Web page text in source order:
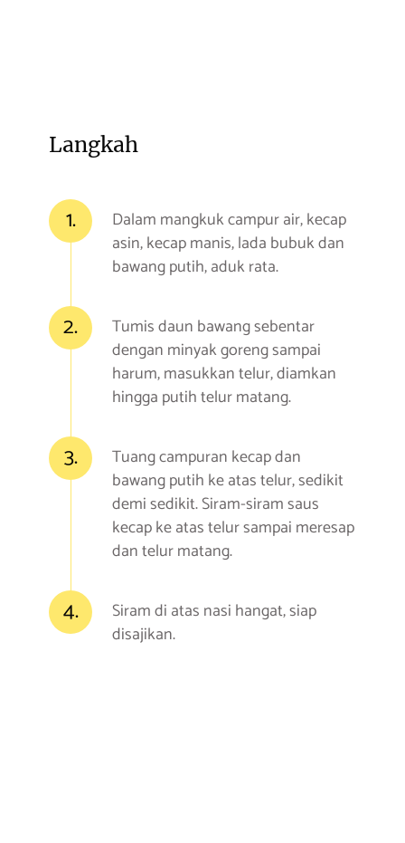
Langkah
1.
Dalam mangkuk campur air, kecap
asin, kecap manis, lada bubuk dan
bawang putih, aduk rata.
2.
Tumis daun bawang sebentar
dengan minyak goreng sampai
harum, masukkan telur, diamkan
hingga putih telur matang.
3.
Tuang campuran kecap dan
bawang putih ke atas telur, sedikit
demi sedikit. Siram-siram saus
kecap ke atas telur sampai meresap
dan telur matang.
4.
Siram di atas nasi hangat, siap
disajikan.